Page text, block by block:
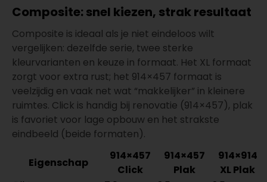
Composite: snel kiezen, strak resultaat
Composite is ideaal als je niet eindeloos wilt
vergelijken: dezelfde serie, twee sterke
kleurvarianten en keuze in formaat. Het XL formaat
zorgt voor extra rust; het 914×457 formaat is
veelzijdig en vaak net wat “makkelijker” in kleinere
ruimtes. Click is handig bij renovatie (914×457), plak
is favoriet voor lage opbouw en het strakste
eindbeeld (beide formaten).
Eigenschap
914×457
Click
914×457
Plak
914×914
XL Plak